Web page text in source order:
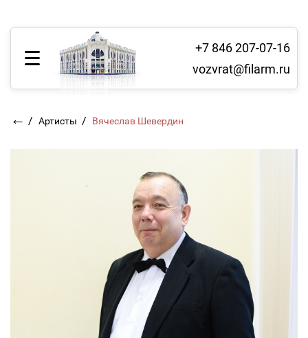
+7 846 207-07-16
vozvrat@filarm.ru
← / Артисты / Вячеслав Шевердин